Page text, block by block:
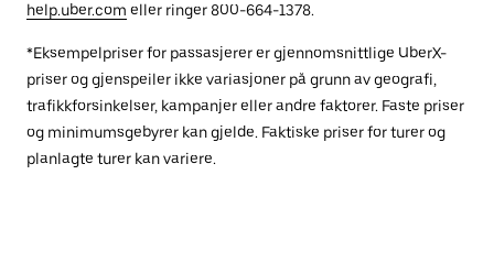
help.uber.com eller ringer 800-664-1378.
*Eksempelpriser for passasjerer er gjennomsnittlige UberX-
priser og gjenspeiler ikke variasjoner på grunn av geografi,
trafikkforsinkelser, kampanjer eller andre faktorer. Faste priser
og minimumsgebyrer kan gjelde. Faktiske priser for turer og
planlagte turer kan variere.